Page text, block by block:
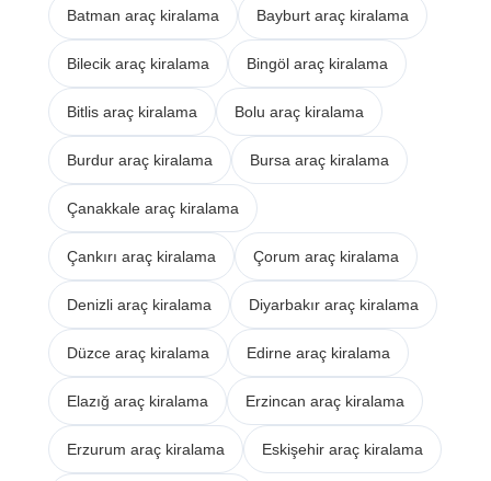
Batman araç kiralama Bayburt araç kiralama
Bilecik araç kiralama Bingöl araç kiralama
Bitlis araç kiralama Bolu araç kiralama
Burdur araç kiralama Bursa araç kiralama
Çanakkale araç kiralama
Çankırı araç kiralama Çorum araç kiralama
Denizli araç kiralama Diyarbakır araç kiralama
Düzce araç kiralama Edirne araç kiralama
Elazığ araç kiralama Erzincan araç kiralama
Erzurum araç kiralama Eskişehir araç kiralama